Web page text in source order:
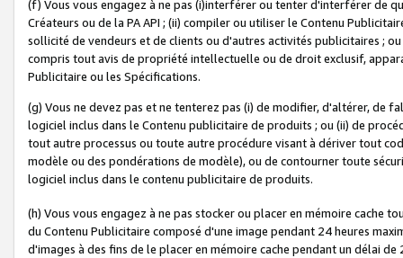
(f) Vous vous engagez à ne pas (i)interférer ou tenter d'interférer de
Créateurs ou de la PA API ; (ii) compiler ou utiliser le Contenu
sollicité de vendeurs et de clients ou d'autres activités publicitaires ;
compris tout avis de propriété intellectuelle ou de droit exclusif,
Publicitaire ou les Spécifications.
(g) Vous ne devez pas et ne tenterez pas (i) de modifier, d'altérer, de
logiciel inclus dans le Contenu publicitaire de produits ; ou (ii) de
tout autre processus ou toute autre procédure visant à dériver tout
modèle ou des pondérations de modèle), ou de contourner toute
logiciel inclus dans le contenu publicitaire de produits.
(h) Vous vous engagez à ne pas stocker ou placer en mémoire cache
du Contenu Publicitaire composé d'une image pendant 24 heures
d'images à des fins de le placer en mémoire cache pendant un délai